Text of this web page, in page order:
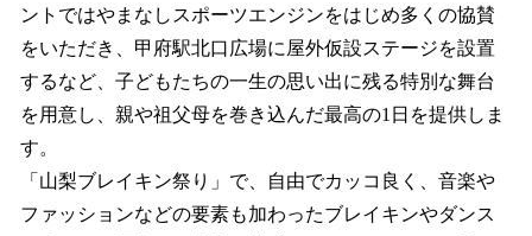
ントではやまなしスポーツエンジンをはじめ多くの協賛
をいただき、甲府駅北口広場に屋外仮設ステージを設置
するなど、子どもたちの一生の思い出に残る特別な舞台
を用意し、親や祖父母を巻き込んだ最高の1日を提供しま
す。
「山梨ブレイキン祭り」で、自由でカッコ良く、音楽や
ファッションなどの要素も加わったブレイキンやダンス